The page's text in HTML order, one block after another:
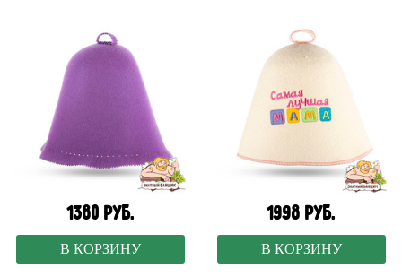
1380 руб.
В КОРЗИНУ
1998 руб.
В КОРЗИНУ